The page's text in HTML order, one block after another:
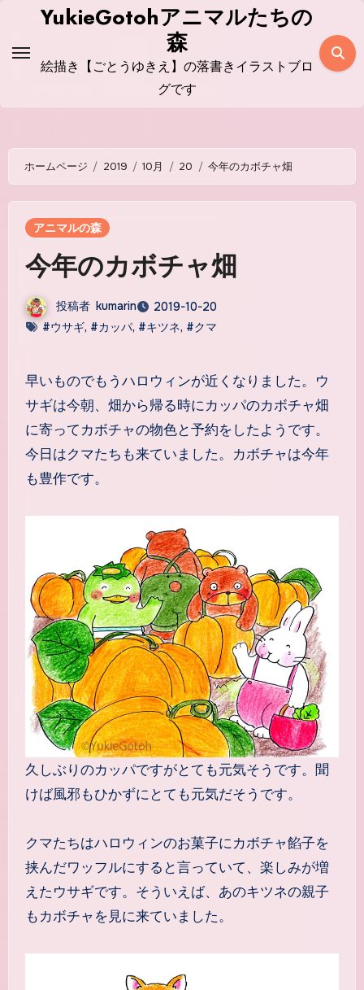
ス
YukieGotohアニマルたちの
森
絵描き【ごとうゆきえ】の落書きイラストブロ
グです
ホームページ 2019 10月 20 今年のカボチャ畑
アニマルの森
今年のカボチャ畑
投稿者 kumarin
2019-10-20
#ウサギ, #カッパ, #キツネ, #クマ
早いものでもうハロウィンが近くなりました。ウ
サギは今朝、畑から帰る時にカッパのカボチャ畑
に寄ってカボチャの物色と予約をしたようです。
今日はクマたちも来ていました。カボチャは今年
も豊作です。
久しぶりのカッパですがとても元気そうです。聞
けば風邪もひかずにとても元気だそうです。
クマたちはハロウィンのお菓子にカボチャ餡子を
挟んだワッフルにすると言っていて、楽しみが増
えたウサギです。そういえば、あのキツネの親子
もカボチャを見に来ていました。